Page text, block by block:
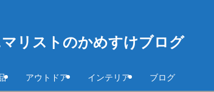
マリストのかめすけブログ
アウトドア インテリア ブログ